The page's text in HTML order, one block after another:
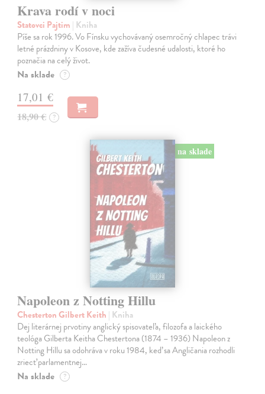
Krava rodí v noci
Statovci Pajtim | Kniha
Píše sa rok 1996. Vo Fínsku vychovávaný osemročný chlapec trávi
letné prázdniny v Kosove, kde zažíva čudesné udalosti, ktoré ho
poznačia na celý život.
Na sklade ?
17,01 €
18,90 € ?
na sklade
Napoleon z Notting Hillu
Chesterton Gilbert Keith | Kniha
Dej literárnej prvotiny anglický spisovateľa, filozofa a laického
teológa Gilberta Keitha Chestertona (1874 – 1936) Napoleon z
Notting Hillu sa odohráva v roku 1984, keď sa Angličania rozhodli
zriecť parlamentnej…
Na sklade ?